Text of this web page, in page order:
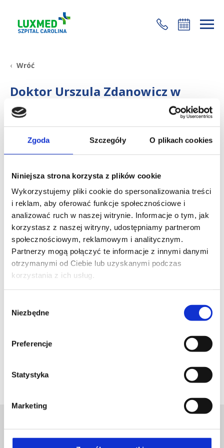
Zgoda Szczegóły O plikach cookies
Niniejsza strona korzysta z plików cookie
Wykorzystujemy pliki cookie do spersonalizowania treści
i reklam, aby oferować funkcje społecznościowe i
analizować ruch w naszej witrynie. Informacje o tym, jak
korzystasz z naszej witryny, udostępniamy partnerom
społecznościowym, reklamowym i analitycznym.
Partnerzy mogą połączyć te informacje z innymi danymi
otrzymanymi od Ciebie lub uzyskanymi podczas
korzystania z ich usług.
zgody
Niezbędne
Preferencje
Statystyka
Marketing
+48 22 35 58 200
Wróć
Doktor Urszula Zdanowicz w
„Pytanie na śniadanie”
wydaniu programu „Pytanie na śniadanie” w TVP 2,
gdzie mówiła o urazach kolana – jakie są najczęstsze,
Zapraszamy do wysłuchania wywiadu, aby lepiej